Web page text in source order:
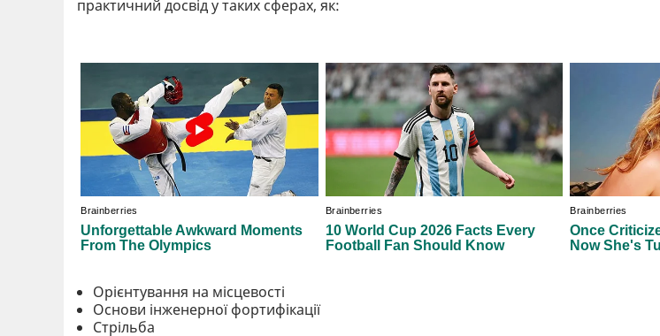
практичний досвід у таких сферах, як:
Орієнтування на місцевості
Основи інженерної фортифікації
Стрільба